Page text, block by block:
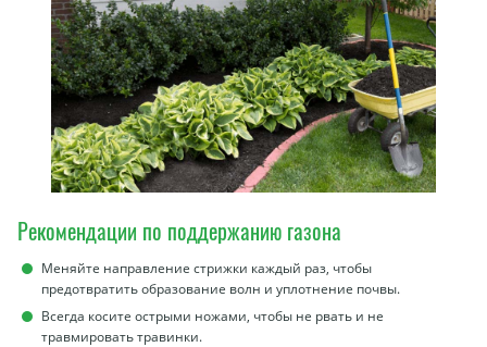
Рекомендации по поддержанию газона
Меняйте направление стрижки каждый раз, чтобы
предотвратить образование волн и уплотнение почвы.
Всегда косите острыми ножами, чтобы не рвать и не
травмировать травинки.